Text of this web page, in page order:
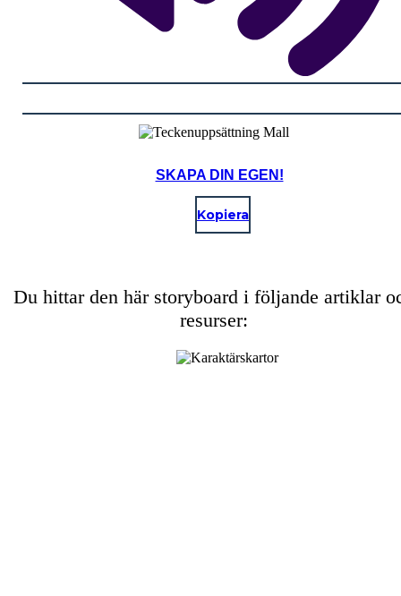
SKAPA DIN EGEN!
Kopiera
Du hittar den här storyboard i följande artiklar
resurser: